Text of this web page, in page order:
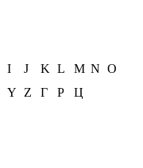
I J K L M N O
Y Z Г Р Ц